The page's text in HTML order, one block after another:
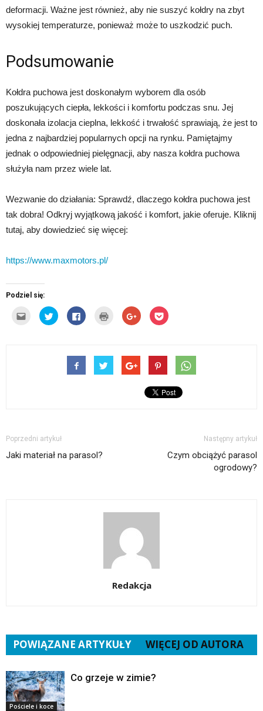
deformacji. Ważne jest również, aby nie suszyć kołdry na zbyt
wysokiej temperaturze, ponieważ może to uszkodzić puch.
Podsumowanie
Kołdra puchowa jest doskonałym wyborem dla osób
poszukujących ciepła, lekkości i komfortu podczas snu. Jej
doskonała izolacja cieplna, lekkość i trwałość sprawiają, że jest to
jedna z najbardziej popularnych opcji na rynku. Pamiętajmy
jednak o odpowiedniej pielęgnacji, aby nasza kołdra puchowa
służyła nam przez wiele lat.
Wezwanie do działania: Sprawdź, dlaczego kołdra puchowa jest
tak dobra! Odkryj wyjątkową jakość i komfort, jakie oferuje. Kliknij
tutaj, aby dowiedzieć się więcej:
https://www.maxmotors.pl/
Podziel się:
Kliknij,
wysłać
Udostępnij
na
Twitterze(Otwiera
oknie)
Click
to
w
nowym
oknie)
Kliknij
wydrukować(Otwiera
oknie)
Click
to
share
się
w
nowym
oknie)
Click
to
w
nowym
oknie)
Poprzedni artykuł
Jaki materiał na parasol?
Następny artykuł
Czym obciążyć parasol
ogrodowy?
Redakcja
POWIĄZANE ARTYKUŁY WIĘCEJ OD AUTORA
Pościele i koce
Co grzeje w zimie?